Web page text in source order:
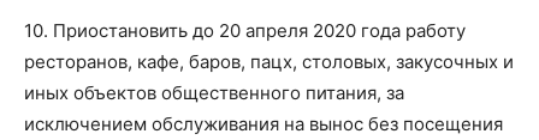
10. Приостановить до 20 апреля 2020 года работу
ресторанов, кафе, баров, пацх, столовых, закусочных и
иных объектов общественного питания, за
исключением обслуживания на вынос без посещения